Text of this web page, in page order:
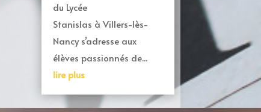
du Lycée
Stanislas à Villers-lès-
Nancy s’adresse aux
élèves passionnés de...
lire plus